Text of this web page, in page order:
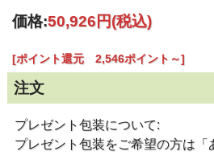
価格:50,926円(税込)
[ポイント還元 2,546ポイント～]
注文
プレゼント包装について:
プレゼント包装をご希望の方は「